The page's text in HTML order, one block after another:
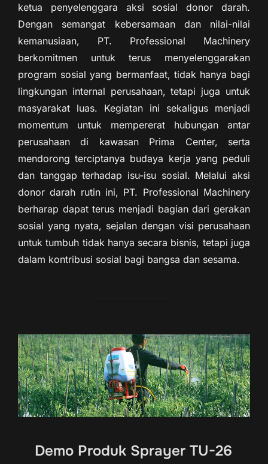
ketua penyelenggara aksi sosial donor darah.
Dengan semangat kebersamaan dan nilai-nilai
kemanusiaan, PT. Professional Machinery
berkomitmen untuk terus menyelenggarakan
program sosial yang bermanfaat, tidak hanya bagi
lingkungan internal perusahaan, tetapi juga untuk
masyarakat luas. Kegiatan ini sekaligus menjadi
momentum untuk mempererat hubungan antar
perusahaan di kawasan Prima Center, serta
mendorong terciptanya budaya kerja yang peduli
dan tanggap terhadap isu-isu sosial. Melalui aksi
donor darah rutin ini, PT. Professional Machinery
berharap dapat terus menjadi bagian dari gerakan
sosial yang nyata, sejalan dengan visi perusahaan
untuk tumbuh tidak hanya secara bisnis, tetapi juga
dalam kontribusi sosial bagi bangsa dan sesama.
Demo Produk Sprayer TU-26